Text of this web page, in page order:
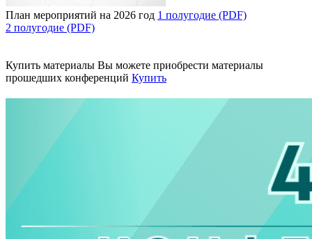
План мероприятий на 2026 год 1 полугодие (PDF)
2 полугодие (PDF)
Купить материалы Вы можете приобрести материалы
прошедших конференций Купить